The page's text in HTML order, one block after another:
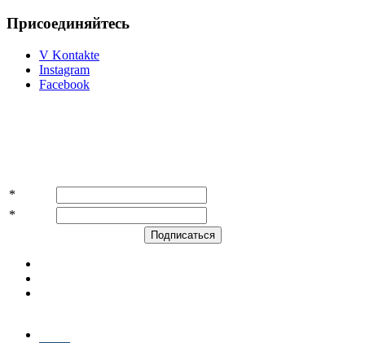
Присоединяйтесь
V Kontakte
Instagram
Facebook
*
*